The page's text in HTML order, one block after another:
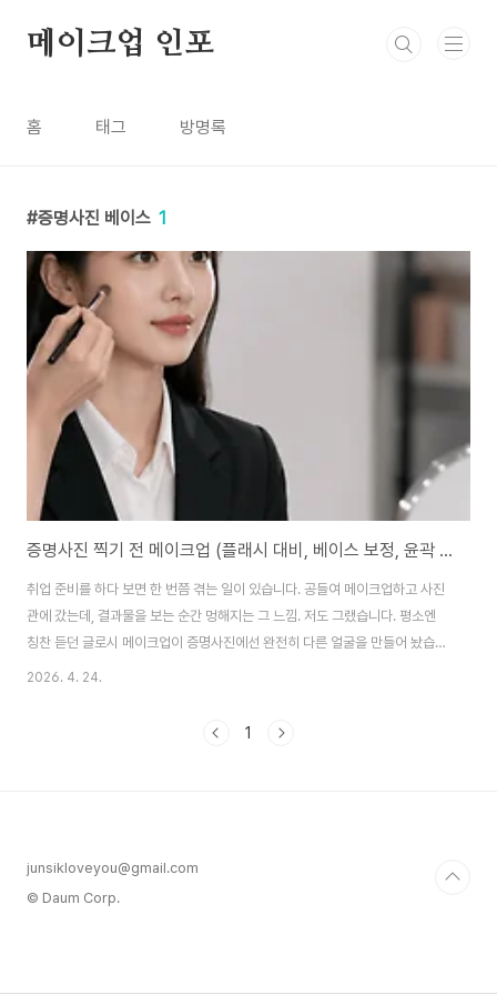
메이크업 인포
홈 태그 방명록
증명사진 베이스 1
증명사진 찍기 전 메이크업 (플래시 대비, 베이스 보정, 윤곽 연출)
취업 준비를 하다 보면 한 번쯤 겪는 일이 있습니다. 공들여 메이크업하고 사진
관에 갔는데, 결과물을 보는 순간 멍해지는 그 느낌. 저도 그랬습니다. 평소엔
칭찬 듣던 글로시 메이크업이 증명사진에선 완전히 다른 얼굴을 만들어 놨습니
다. 플래시 한 방에 얼굴이 번들거리고 광대가 하얗게 날아간 사진을 들고 나왔
습니다. 플래시 환경을 모르면 첫 번째 사진은 실패한다증명사진이 일반 셀카
2026. 4. 24.
1
junsikloveyou@gmail.com
© Daum Corp.